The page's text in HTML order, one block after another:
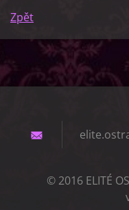
Zpět
elite.os
© 2016 ELITÉ